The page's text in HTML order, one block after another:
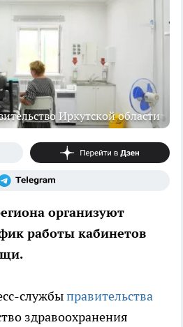
Иркутской области
организуют
работы кабинетов
службыправительства
здравоохранения